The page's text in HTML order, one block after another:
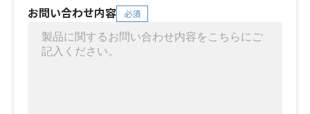
お問い合わせ内容
必須